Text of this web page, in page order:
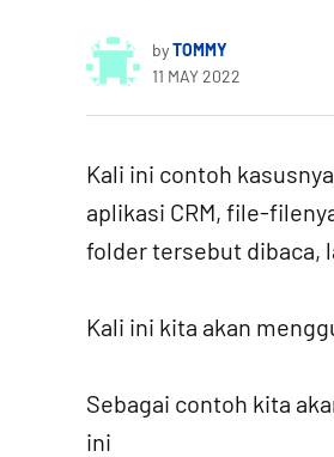
byTOMMY
11 MAY 2022
Kali ini contoh
aplikasi CRM, file-
folder tersebut dibaca,
Kali ini kita akan
Sebagai contoh kita
ini